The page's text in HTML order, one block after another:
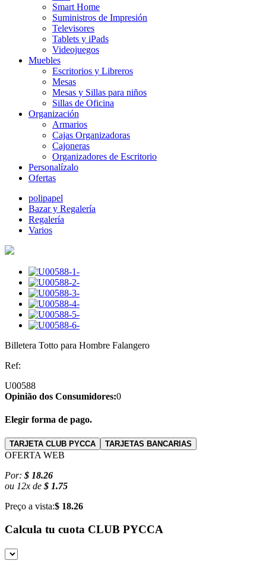
Smart Home
Suministros de Impresión
Televisores
Tablets y iPads
Videojuegos
Muebles
Escritorios y Libreros
Mesas
Mesas y Sillas para niños
Sillas de Oficina
Organización
Armarios
Cajas Organizadoras
Cajoneras
Organizadores de Escritorio
Personalízalo
Ofertas
polipapel
Bazar y Regalería
Regalería
Varios
Billetera Totto para Hombre Falangero
Ref:
U00588
Opinião dos Consumidores:0
Elegir forma de pago.
TARJETA CLUB PYCCA TARJETAS BANCARIAS
OFERTA WEB
Por: $ 18.26
ou 12x de $ 1.75
Preço a vista:$ 18.26
Calcula tu cuota CLUB PYCCA